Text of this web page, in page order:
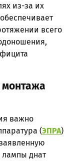
из-за их
всего
важно
(ЭПРА)
лампы днат